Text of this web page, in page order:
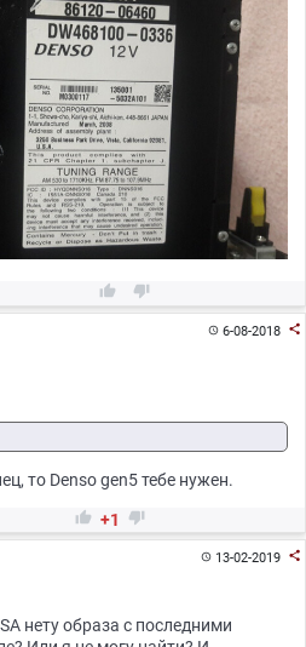
 
6-08-2018 
то Denso gen5 тебе нужен.
 +1 
13-02-2019 
нету образа с последними